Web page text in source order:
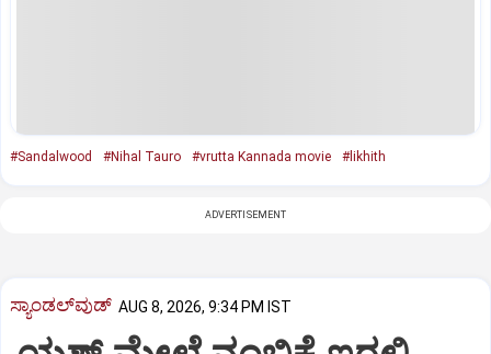
#Sandalwood #Nihal Tauro #vrutta Kannada movie #likhith
ADVERTISEMENT
ಸ್ಯಾಂಡಲ್‌ವುಡ್‌ AUG 8, 2026, 9:34 PM IST